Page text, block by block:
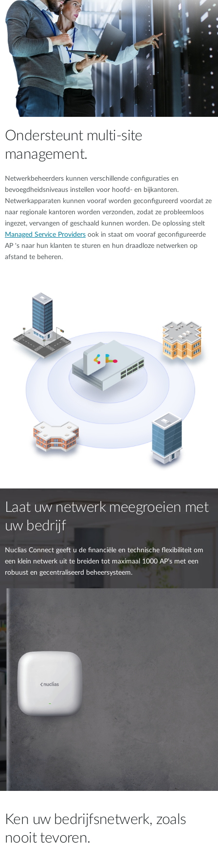
Ondersteunt multi-site
management.
Netwerkbeheerders kunnen verschillende configuraties en
bevoegdheidsniveaus instellen voor hoofd- en bijkantoren.
Netwerkapparaten kunnen vooraf worden geconfigureerd voordat ze
naar regionale kantoren worden verzonden, zodat ze probleemloos
ingezet, vervangen of geschaald kunnen worden. De oplossing stelt
Managed Service Providers ook in staat om vooraf geconfigureerde
AP 's naar hun klanten te sturen en hun draadloze netwerken op
afstand te beheren.
Laat uw netwerk meegroeien met
uw bedrijf
Nuclias Connect geeft u de financiële en technische flexibiliteit om
een klein netwerk uit te breiden tot maximaal 1000 AP’s met een
robuust en gecentraliseerd beheersysteem.
Ken uw bedrijfsnetwerk, zoals
nooit tevoren.